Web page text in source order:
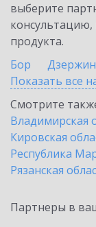
выберите
продукта.
Бор
Показать все
Смотрите
Владимирская
Кировская
Республика
Рязанская
Партнеры в